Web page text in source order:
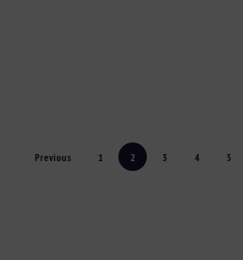
Previous 1 2 3 4 5